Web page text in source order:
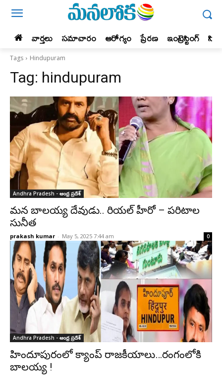
వార్తలు సమాచారం ఆరోగ్యం ప్రేర‌ణ‌ ఇంట్రెస్టింగ్‌
Tags Hindupuram
Tag: hindupuram
Andhra Pradesh - ఆంధ్ర ప్రదేశ్‌
మన బాలయ్య దేవుడు.. రియల్ హీరో – పరిటాల
సునీత
prakash kumar - May 5, 2025 7:44 am 0
Andhra Pradesh - ఆంధ్ర ప్రదేశ్‌
హిందూపురంలో క్యాంప్‌ రాజకీయాలు…రంగంలోకి
బాలయ్య !